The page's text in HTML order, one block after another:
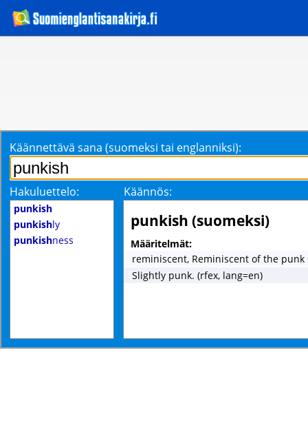
Käännettävä sana (suomeksi tai englanniksi):
Hakuluettelo: Käännös:
punkish
punkishly
punkishness
punkish (suomeksi)
Määritelmät:
reminiscent, Reminiscent of the
Slightly punk. (rfex, lang=en)